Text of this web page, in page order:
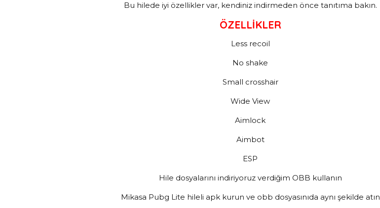
Bu hilede iyi özellikler var, kendiniz indirmeden önce tanıtıma bakın.
ÖZELLİKLER
Less recoil
No shake
Small crosshair
Wide View
Aimlock
Aimbot
ESP
Hile dosyalarını indiriyoruz verdiğim OBB kullanın
Mikasa Pubg Lite hileli apk kurun ve obb dosyasınıda aynı şekilde atın